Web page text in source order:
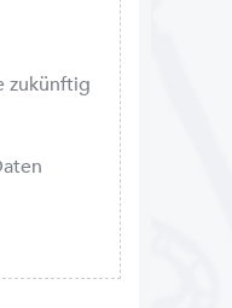
zukünftig